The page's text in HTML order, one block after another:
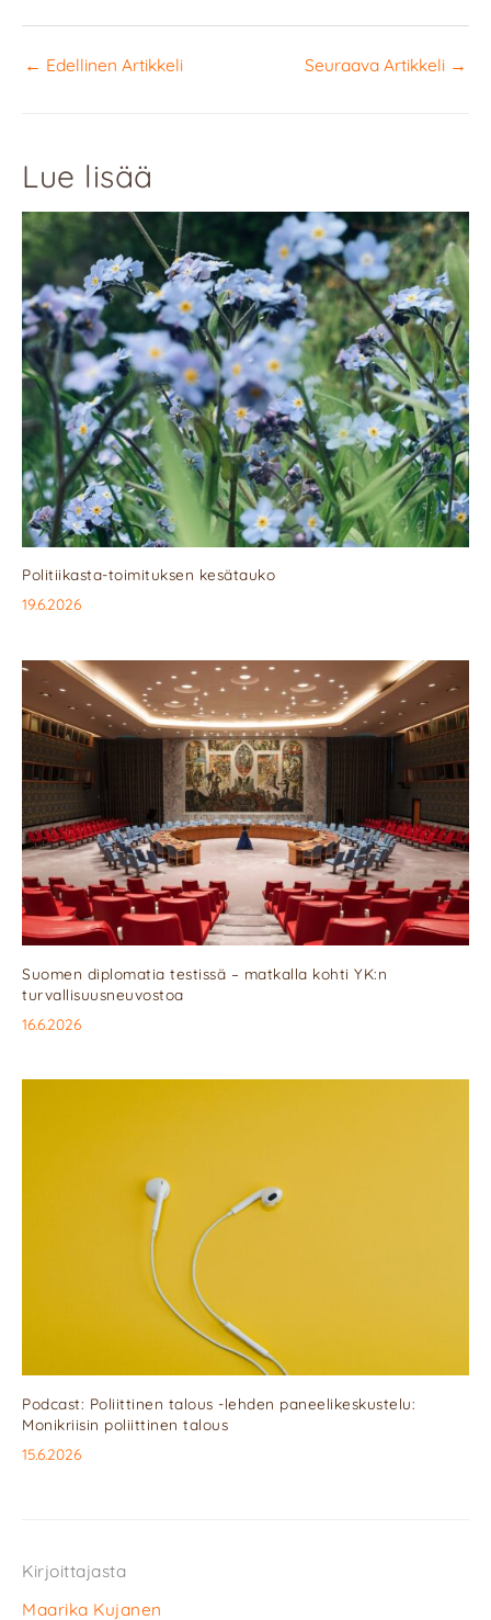
← Edellinen Artikkeli Seuraava Artikkeli →
Lue lisää
Politiikasta-toimituksen kesätauko
19.6.2026
Suomen diplomatia testissä – matkalla kohti YK:n
turvallisuusneuvostoa
16.6.2026
Podcast: Poliittinen talous -lehden paneelikeskustelu:
Monikriisin poliittinen talous
15.6.2026
Kirjoittajasta
Maarika Kujanen